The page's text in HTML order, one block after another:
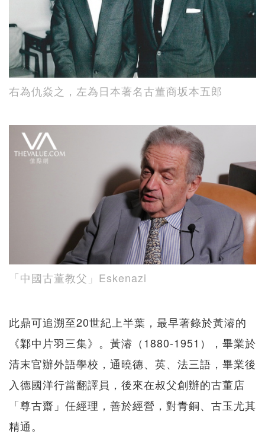
右為仇焱之，左為日本著名古董商坂本五郎
「中國古董教父」Eskenazi
此鼎可追溯至20世紀上半葉，最早著錄於黃濬的
《鄴中片羽三集》。黃濬（1880-1951），畢業於
清末官辦外語學校，通曉德、英、法三語，畢業後
入德國洋行當翻譯員，後來在叔父創辦的古董店
「尊古齋」任經理，善於經營，對青銅、古玉尤其
精通。